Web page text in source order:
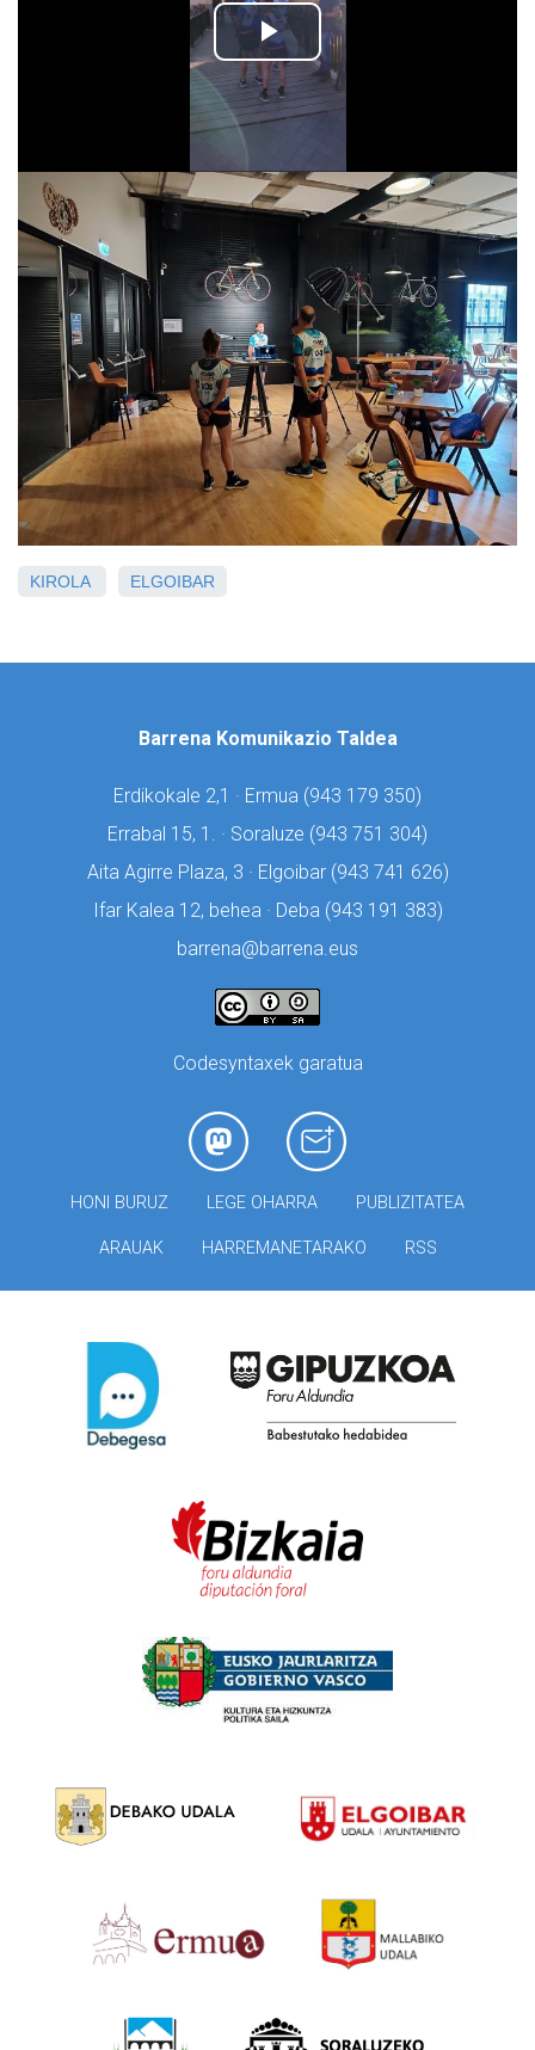
KIROLA ELGOIBAR
Barrena Komunikazio Taldea
Erdikokale 2,1 · Ermua (943 179 350)
Errabal 15, 1. · Soraluze (943 751 304)
Aita Agirre Plaza, 3 · Elgoibar (943 741 626)
Ifar Kalea 12, behea · Deba (943 191 383)
barrena@barrena.eus
Codesyntaxek garatua
HONI BURUZ LEGE OHARRA PUBLIZITATEA
ARAUAK HARREMANETARAKO RSS